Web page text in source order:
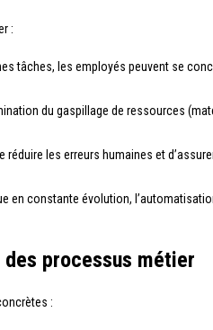
:
tâches, les employés peuvent se
du gaspillage de ressources
réduire les erreurs humaines et
en constante évolution,
processus métier
: